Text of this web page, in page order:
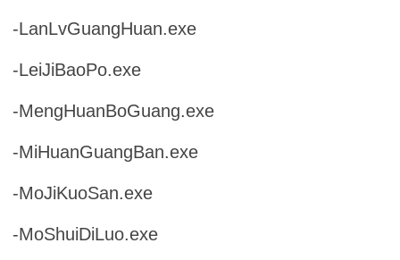
-LanLvGuangHuan.exe
-LeiJiBaoPo.exe
-MengHuanBoGuang.exe
-MiHuanGuangBan.exe
-MoJiKuoSan.exe
-MoShuiDiLuo.exe